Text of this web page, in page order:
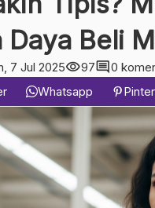
Daya Beli
7 Jul 2025visibility97comment0
Whatsapp